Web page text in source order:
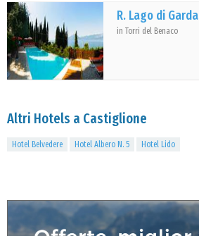
R. Lago di Garda
in Torri del Benaco
Altri Hotels a Castiglione
Hotel Belvedere Hotel Albero N. 5 Hotel Lido